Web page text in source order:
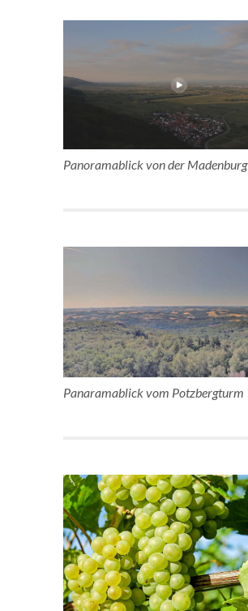
Panoramablick von der Madenburg
Panaramablick vom Potzbergturm